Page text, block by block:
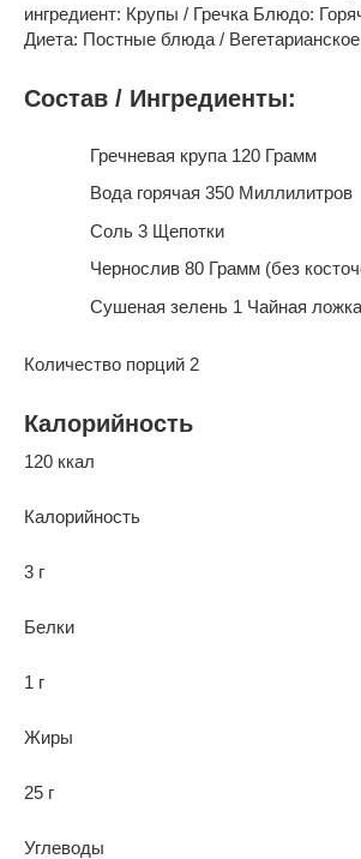
ингредиент: Крупы / Гречка Блюдо:
Диета: Постные блюда /
Состав / Ингредиенты:
Гречневая крупа 120 Грамм
Вода горячая 350 Миллилитров
Соль 3 Щепотки
Чернослив 80 Грамм (без
Сушеная зелень 1 Чайная ложка
Количество порций 2
Калорийность
120 ккал
Калорийность
3 г
Белки
1 г
Жиры
25 г
Углеводы